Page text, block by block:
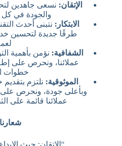
الإتقان: نسعى جاهدين
والجودة في
الابتكار: نتبنى أحدث
طرقًا جديدة لتحسين
الشفافية: نؤمن بأهمية
عملائنا، ونحرص على
خطوات
الموثوقية: نلتزم
وبأعلى جودة، ونحرص على
عملائنا قائمة على